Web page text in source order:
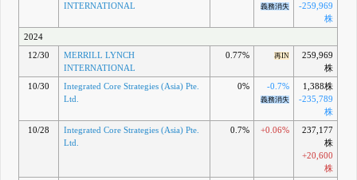
INTERNATIONAL
義務消失
-259,969
株
2024
12/30
MERRILL LYNCH
INTERNATIONAL
0.77% 再IN
259,969
株
10/30
Integrated Core Strategies (Asia) Pte.
Ltd.
0% -0.7%
義務消失
1,388株
-235,789
株
10/28
Integrated Core Strategies (Asia) Pte.
Ltd.
0.7% +0.06%
237,177
株
+20,600
株